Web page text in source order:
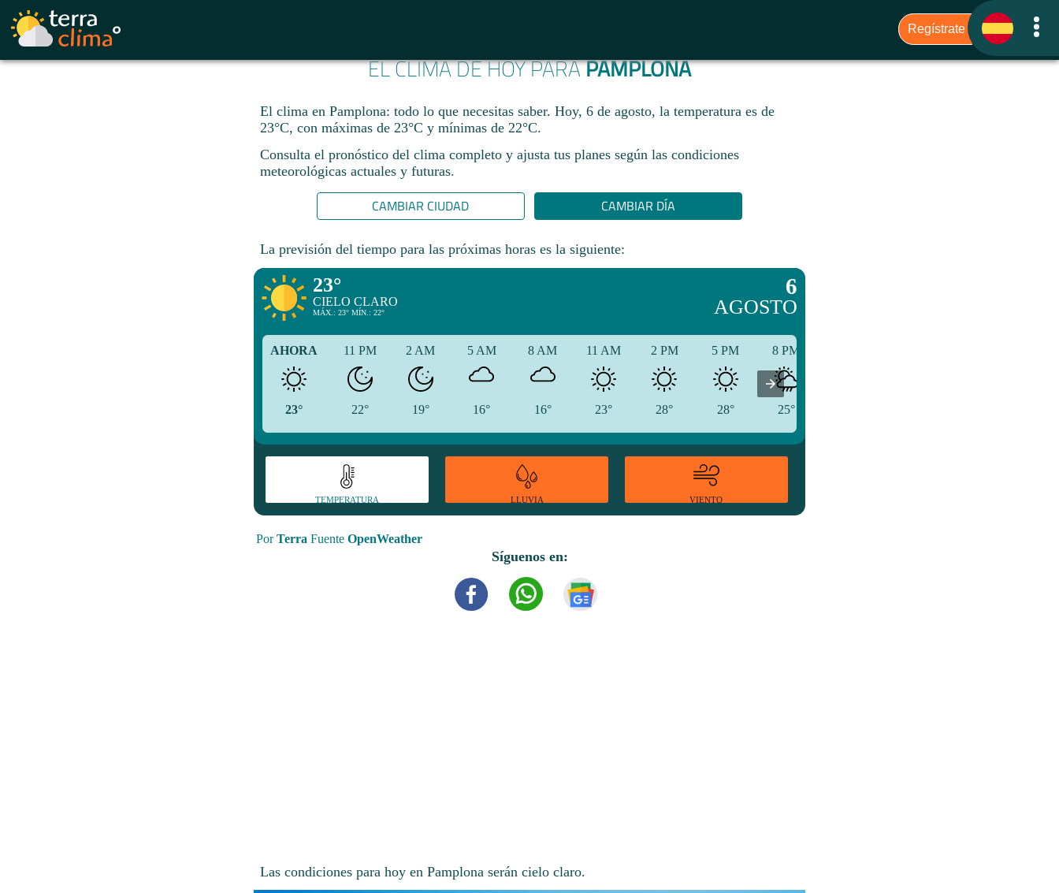
EL CLIMA DE HOY PARAPAMPLONA
El clima en Pamplona: todo lo que necesitas saber. Hoy, 6 de agosto, la temperatura es de
23°C, con máximas de 23°C y mínimas de 22°C.
Consulta el pronóstico del clima completo y ajusta tus planes según las condiciones
meteorológicas actuales y futuras.
CAMBIAR CIUDAD CAMBIAR DÍA
La previsión del tiempo para las próximas horas es la siguiente:
23°
CIELO CLARO
MÁX.: 23° MÍN.: 22°
6
AGOSTO
AHORA
23°
11 PM
22°
2 AM
19°
5 AM
16°
8 AM
16°
11 AM
23°
2 PM
28°
5 PM
28°
8 PM
25°
TEMPERATURA LLUVIA VIENTO
PorTerra Fuente OpenWeather
Síguenos en:
Las condiciones para hoy en Pamplona serán cielo claro.